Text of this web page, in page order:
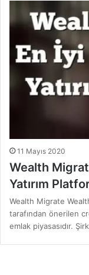
11 Mayıs 2020
Wealth
Yatırım
Wealth Migrate
tarafından önerilen
emlak piyasasıdır.